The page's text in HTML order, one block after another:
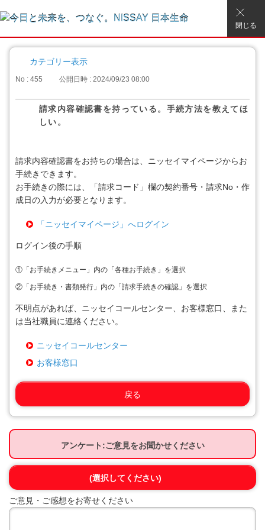
閉じる
カテゴリー表示
No : 455 公開日時 : 2024/09/23 08:00
請求内容確認書を持っている。手続方法を教えてほ
しい。
請求内容確認書をお持ちの場合は、ニッセイマイページからお
手続きできます。
お手続きの際には、「請求コード」欄の契約番号・請求No・作
成日の入力が必要となります。
「ニッセイマイページ」へログイン
ログイン後の手順
①「お手続きメニュー」内の「各種お手続き」を選択
②「お手続き・書類発行」内の「請求手続きの確認」を選択
不明点があれば、ニッセイコールセンター、お客様窓口、また
は当社職員に連絡ください。
ニッセイコールセンター
お客様窓口
戻る
アンケート:ご意見をお聞かせください
(選択してください)
ご意見・ご感想をお寄せください